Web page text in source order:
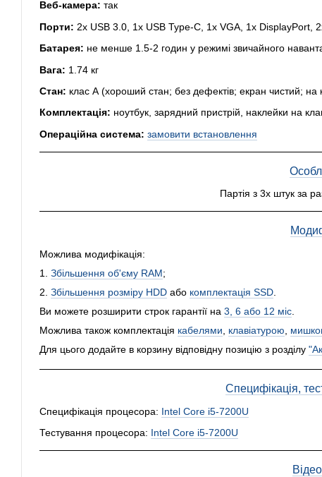
Веб-камера: так
Порти: 2x USB 3.0, 1x USB Type-C, 1x VGA, 1x DisplayPort,
Батарея: не менше 1.5-2 годин у режимі звичайного
Вага: 1.74 кг
Стан: клас А (хороший стан; без дефектів; екран чистий; на
Комплектація: ноутбук, зарядний пристрій, наклейки на
Операційна система: замовити встановлення
Партія з 3х штук за
Можлива модифікація:
1. Збільшення об'єму RAM;
2. Збільшення розміру HDD або комплектація SSD.
Ви можете розширити строк гарантії на 3, 6 або 12 міс.
Можлива також комплектація кабелями, клавіатурою,
Для цього додайте в корзину відповідну позицію з розділу
Специфікація,
Специфікація процесора: Intel Core i5-7200U
Тестування процесора: Intel Core i5-7200U